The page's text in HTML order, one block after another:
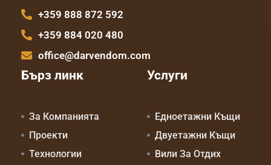
+359 888 872 592
+359 884 020 480
office@darvendom.com
Бърз линк
За Компанията
Проекти
Технологии
Услуги
Едноетажни Къщи
Двуетажни Къщи
Вили За Отдих